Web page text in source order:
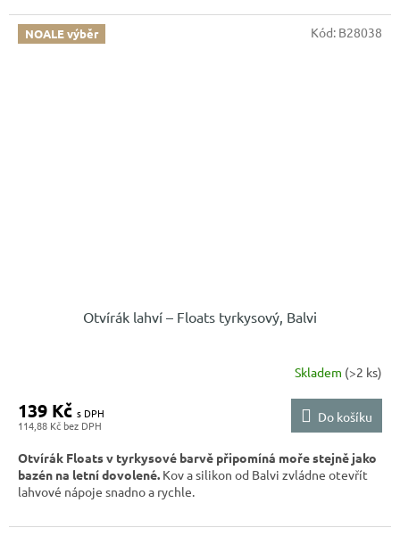
NOALE výběr
Otvírák lahví – Floats tyrkysový, Balvi
Skladem (>2 ks)
114,88 Kč
139 Kč Do košíku
Otvírák Floats v tyrkysové barvě připomíná moře stejně jako
bazén na letní dovolené. Kov a silikon od Balvi zvládne otevřít
lahvové nápoje snadno a rychle.
Kód: B28038